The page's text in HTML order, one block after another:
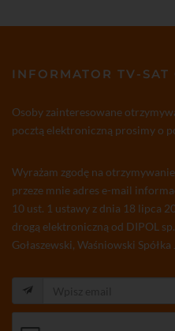
INFORMATOR TV-SAT
Osoby zainteresowane
pocztą elektroniczną prosimy o
Wyrażam zgodę na
przeze mnie adres e-mail
10 ust. 1 ustawy z dnia 18 lipca
drogą elektroniczną od DIPOL
Gołaszewski, Waśniowski Spółka